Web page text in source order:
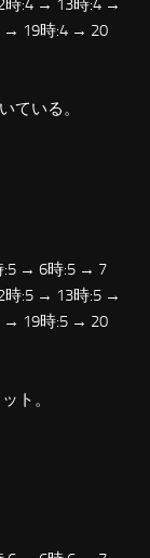
:4 → 13時:4 →
→ 19時:4 → 20
ている。
→ 6時:5 → 7
:5 → 13時:5 →
→ 19時:5 → 20
ト。